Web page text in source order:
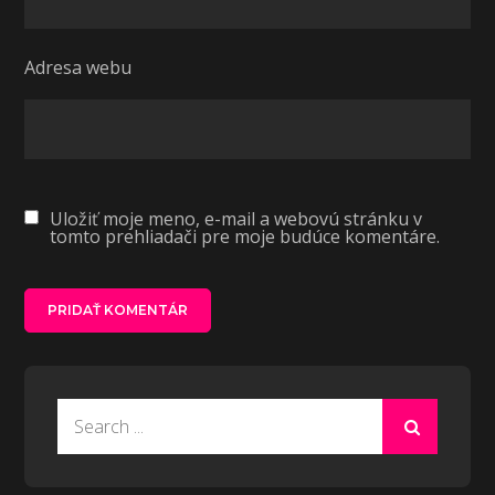
Adresa webu
Uložiť moje meno, e-mail a webovú stránku v
tomto prehliadači pre moje budúce komentáre.